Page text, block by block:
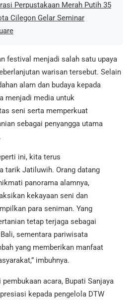
Perpustakaan Merah Putih 35
Cilegon Gelar Seminar
festival menjadi salah satu upaya
warisan tersebut. Selain
alam dan budaya kepada
menjadi media untuk
seni serta memperkuat
sebagai penyangga utama
ini, kita terus
tarik Jatiluwih. Orang datang
panorama alamnya,
kekayaan seni dan
para seniman. Yang
tetap terjaga sebagai
Bali, sementara pariwisata
yang memberikan manfaat
imbuhnya.
acara, Bupati Sanjaya
kepada pengelola DTW